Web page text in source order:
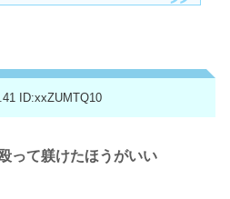
ID:xxZUMTQ10
って躾けたほうがいい